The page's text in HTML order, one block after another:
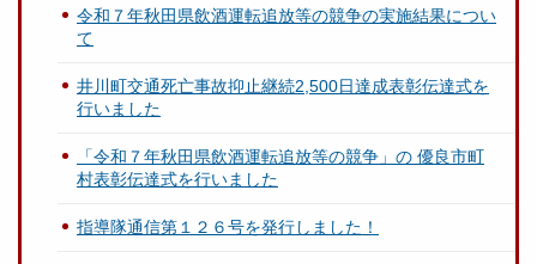
令和７年秋田県飲酒運転追放等の競争の実施結果につい
て
井川町交通死亡事故抑止継続2,500日達成表彰伝達式を
行いました
「令和７年秋田県飲酒運転追放等の競争」の 優良市町
村表彰伝達式を行いました
指導隊通信第１２６号を発行しました！